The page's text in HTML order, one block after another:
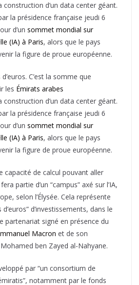
construction d’un data center géant.
la présidence française jeudi 6
d’un sommet mondial sur
(IA) à Paris, alors que le pays
la figure de proue européenne.
C’est la somme que
les Émirats arabes
construction d’un data center géant.
la présidence française jeudi 6
d’un sommet mondial sur
(IA) à Paris, alors que le pays
la figure de proue européenne.
capacité de calcul pouvant aller
partie d’un “campus” axé sur l’IA,
selon l’Élysée. Cela représente
d’investissements, dans le
partenariat signé en présence du
Macron et de son
ben Zayed al-Nahyane.
par “un consortium de
notamment par le fonds